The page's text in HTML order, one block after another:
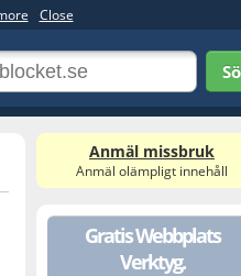
Close
Anmäl missbruk
Anmäl olämpligt innehåll
Gratis Webbplats
Verktyg.